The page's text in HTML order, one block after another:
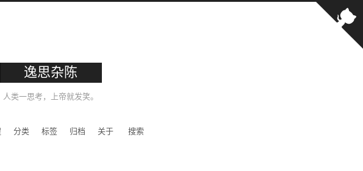
逸思杂陈
人类一思考，上帝就发笑。
分类 标签 归档 关于 搜索